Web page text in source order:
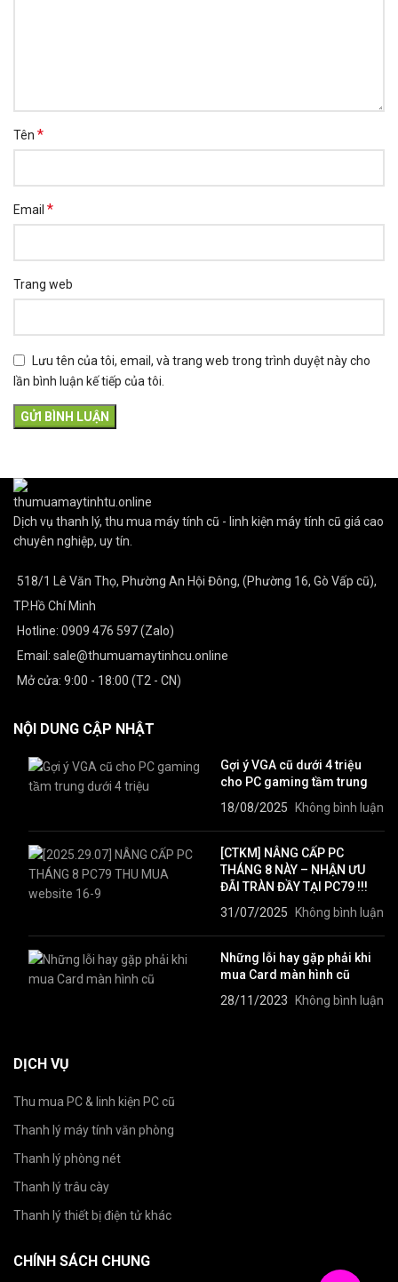
Tên *
Email *
Trang web
Lưu tên của tôi, email, và trang web trong trình duyệt này cho
lần bình luận kế tiếp của tôi.
Dịch vụ thanh lý, thu mua máy tính cũ - linh kiện máy tính cũ giá cao
chuyên nghiệp, uy tín.
518/1 Lê Văn Thọ, Phường An Hội Đông, (Phường 16, Gò Vấp cũ),
TP.Hồ Chí Minh
Hotline: 0909 476 597 (Zalo)
Email: sale@thumuamaytinhcu.online
Mở cửa: 9:00 - 18:00 (T2 - CN)
NỘI DUNG CẬP NHẬT
Gợi ý VGA cũ dưới 4 triệu
cho PC gaming tầm trung
18/08/2025
Không bình luận
[CTKM] NÂNG CẤP PC
THÁNG 8 NÀY – NHẬN ƯU
ĐÃI TRÀN ĐẦY TẠI PC79 !!!
31/07/2025
Không bình luận
Những lỗi hay gặp phải khi
mua Card màn hình cũ
28/11/2023
Không bình luận
DỊCH VỤ
Thu mua PC & linh kiện PC cũ
Thanh lý máy tính văn phòng
Thanh lý phòng nét
Thanh lý trâu cày
Thanh lý thiết bị điện tử khác
CHÍNH SÁCH CHUNG